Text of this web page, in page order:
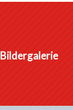
Bildergalerie